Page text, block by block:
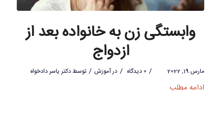
وابستگی زن به خانواده بعد از
ازدواج
مارس 19, 2022 / 0 دیدگاه / درآموزش / توسطدکتر یاسر دادخواه
ادامه مطلب